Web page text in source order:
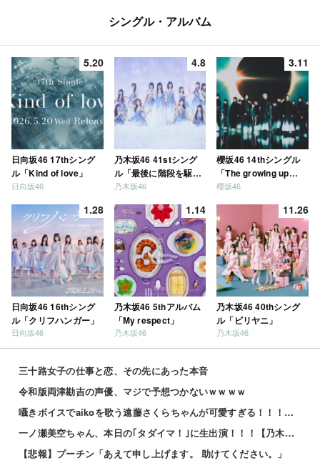
シングル・アルバム
5.20
日向坂46 17thシング
ル「Kind of love」
日向坂46
4.8
乃木坂46 41stシング
ル「最後に階段を駆け
上がったのはいつ
乃木坂46
3.11
櫻坂46 14thシングル
「The growing up
train」
櫻坂46
1.28
日向坂46 16thシング
ル「クリフハンガー」
日向坂46
1.14
乃木坂46 5thアルバム
「My respect」
乃木坂46
11.26
乃木坂46 40thシング
ル「ビリヤニ」
乃木坂46
三十路女子の仕事と恋、その先にあった本音
令和版両津勘吉の声優、マジで予想つかないｗｗｗｗ
囁きボイスでaikoを歌う遠藤さくらちゃんが可愛すぎる！！！【乃木坂46】
一ノ瀬美空ちゃん、本日の｢タダイマ！｣に生出演！！！【乃木坂46】
【悲報】プーチン「あえて申し上げます。 助けてください。」